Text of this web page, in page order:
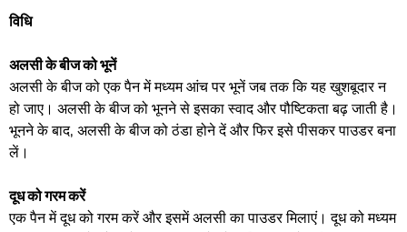
विधि
अलसी के बीज को भूनें
अलसी के बीज को एक पैन में मध्यम आंच पर भूनें जब तक कि यह खुशबूदार न
हो जाए। अलसी के बीज को भूनने से इसका स्वाद और पौष्टिकता बढ़ जाती है।
भूनने के बाद, अलसी के बीज को ठंडा होने दें और फिर इसे पीसकर पाउडर बना
लें।
दूध को गरम करें
एक पैन में दूध को गरम करें और इसमें अलसी का पाउडर मिलाएं। दूध को मध्यम